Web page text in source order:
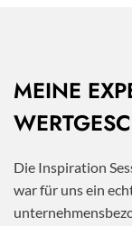
MEINE
Die Inspiration
war für uns ein